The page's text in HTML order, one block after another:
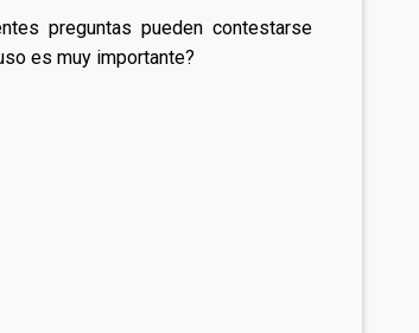
preguntas pueden contestarse
es muy importante?